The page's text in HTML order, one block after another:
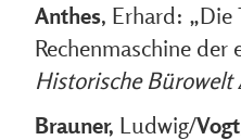
Anthes, Erhard:
Rechenmaschine der
Historische Bürowelt
Brauner, Ludwig/Vogt